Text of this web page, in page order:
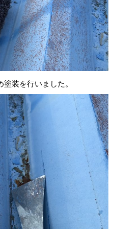
装を行いました。